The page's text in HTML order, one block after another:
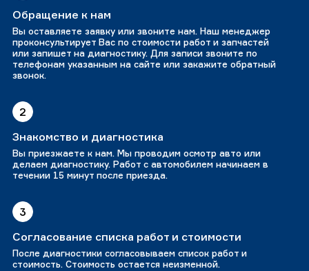
Обращение к нам
Вы оставляете заявку или звоните нам. Наш менеджер
проконсультирует Вас по стоимости работ и запчастей
или запишет на диагностику. Для записи звоните по
телефонам указанным на сайте или закажите обратный
звонок.
2
Знакомство и диагностика
Вы приезжаете к нам. Мы проводим осмотр авто или
делаем диагностику. Работ с автомобилем начинаем в
течении 15 минут после приезда.
3
Согласование списка работ и стоимости
После диагностики согласовываем список работ и
стоимость. Стоимость остается неизменной.